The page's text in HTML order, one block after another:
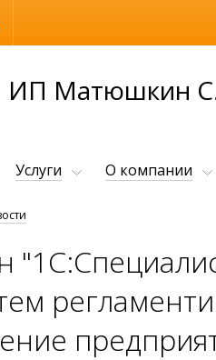
ИП Матюшкин
Услуги О компании